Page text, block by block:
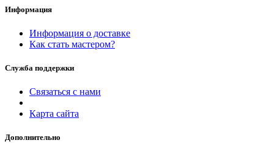
Информация
Информация о доставке
Как стать мастером?
Служба поддержки
Связаться с нами
Карта сайта
Дополнительно